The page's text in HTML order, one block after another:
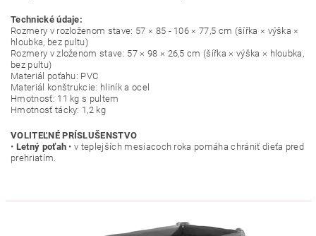
Technické údaje:
Rozmery v rozloženom stave: 57 × 85 - 106 × 77,5 cm (šířka × výška ×
hloubka, bez pultu)
Rozmery v zloženom stave: 57 × 98 × 26,5 cm (šířka × výška × hloubka,
bez pultu)
Materiál poťahu: PVC
Materiál konštrukcie: hliník a ocel
Hmotnosť: 11 kg s pultem
Hmotnosť tácky: 1,2 kg
VOLITEĽNÉ PRÍSLUŠENSTVO
• Letný poťah • v teplejších mesiacoch roka pomáha chrániť dieťa pred
prehriatím.